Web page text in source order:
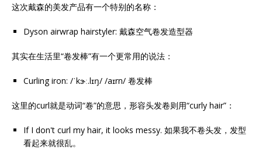
这次戴森的美发产品有一个特别的名称：
Dyson airwrap hairstyler: 戴森空气卷发造型器
其实在生活里“卷发棒”有一个更常用的说法：
Curling iron: /ˈkɝː.lɪŋ/ /aɪrn/ 卷发棒
这里的curl就是动词“卷”的意思，形容头发卷则用“curly hair”：
If I don't curl my hair, it looks messy. 如果我不卷头发，发型
看起来就很乱。